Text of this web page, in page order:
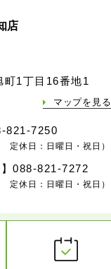
店
町1丁目16番地1
マップを見る
821-7250
定休日：日曜日・祝日）
】088-821-7272
定休日：日曜日・祝日）